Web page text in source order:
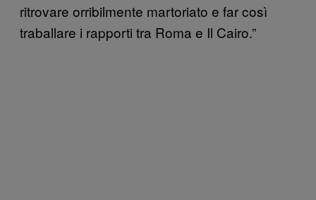
ritrovare orribilmente martoriato e far così
traballare i rapporti tra Roma e Il Cairo.”